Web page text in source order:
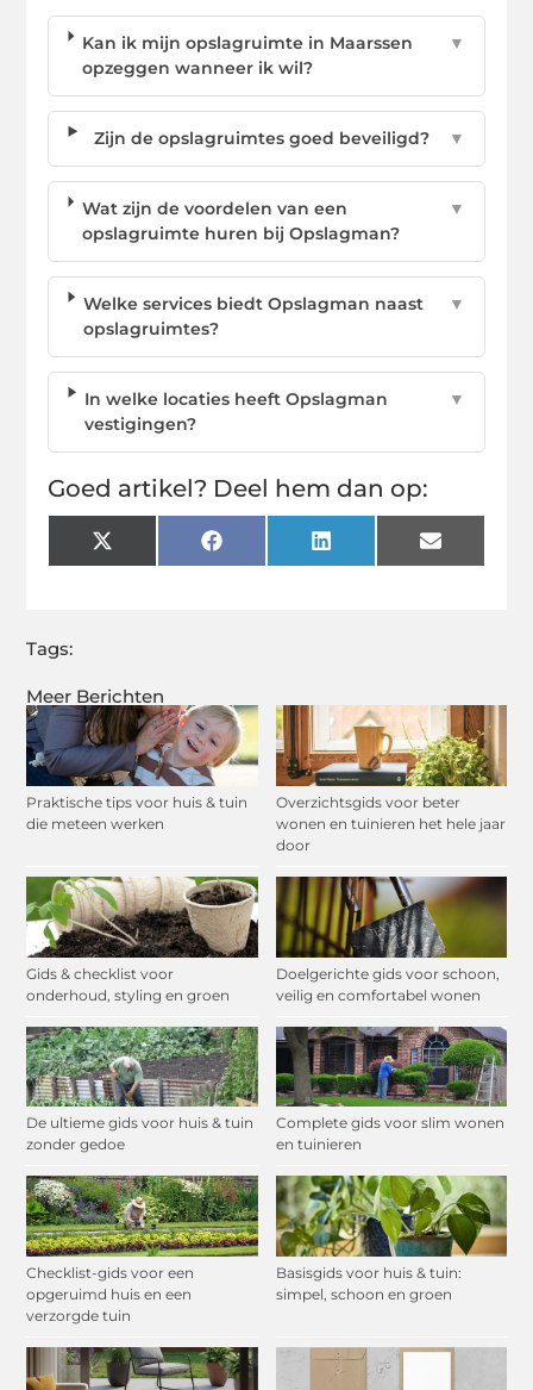
Meer Berichten
Praktische tips voor huis & tuin
die meteen werken
Overzichtsgids voor beter
wonen en tuinieren het hele jaar
door
Gids & checklist voor
onderhoud, styling en groen
Doelgerichte gids voor schoon,
veilig en comfortabel wonen
De ultieme gids voor huis & tuin
zonder gedoe
Complete gids voor slim wonen
en tuinieren
Checklist-gids voor een
opgeruimd huis en een
verzorgde tuin
Basisgids voor huis & tuin:
simpel, schoon en groen
Kan ik mijn opslagruimte in Maarssen
opzeggen wanneer ik wil?
▼
Zijn de opslagruimtes goed beveiligd? ▼
Wat zijn de voordelen van een
opslagruimte huren bij Opslagman?
▼
Welke services biedt Opslagman naast
opslagruimtes?
▼
In welke locaties heeft Opslagman
vestigingen?
▼
Goed artikel? Deel hem dan op:
X
(Twitter)
Facebook LinkedIn Email
Tags: